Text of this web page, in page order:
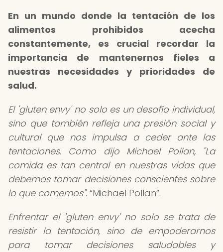
En un mundo donde la tentación de los
alimentos prohibidos acecha
constantemente, es crucial recordar la
importancia de mantenernos fieles a
nuestras necesidades y prioridades de
salud.
El 'gluten envy' no solo es un desafío individual,
sino que también refleja una presión social y
cultural que nos impulsa a ceder ante las
tentaciones. Como dijo Michael Pollan, "La
comida es tan central en nuestras vidas que
debemos tomar decisiones conscientes sobre
lo que comemos". Michael Pollan .
Enfrentar el 'gluten envy' no solo se trata de
resistir la tentación, sino de empoderarnos
para tomar decisiones saludables y